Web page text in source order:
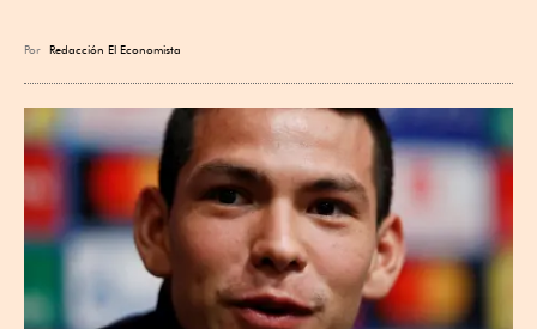
Por Redacción El Economista